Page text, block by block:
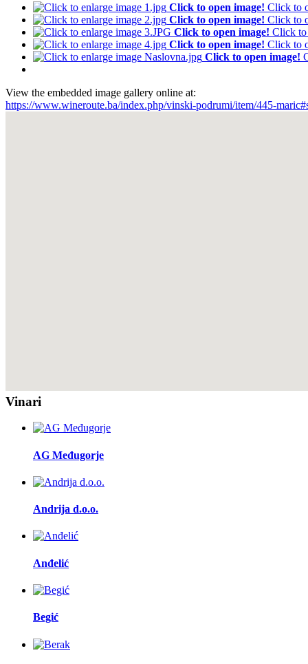
Click to open image! Click to
Click to open image! Click to
Click to open image! Click to
Click to open image! Click to
Click to open image!
View the embedded image gallery online at:
https://www.wineroute.ba/index.php/vinski-podrumi/item/445-
Vinari
AG Međugorje
Andrija d.o.o.
Anđelić
Begić